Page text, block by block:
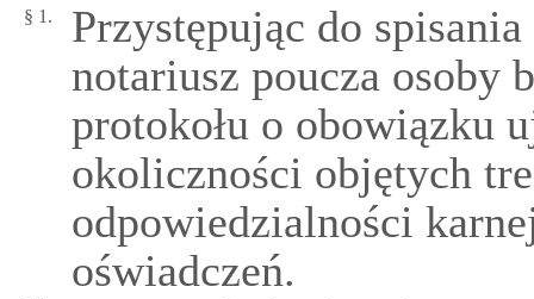
§ 1.
Przystępując do
notariusz poucza osoby
protokołu o obowiązku
okoliczności objętych
odpowiedzialności
oświadczeń.